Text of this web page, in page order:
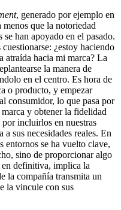
, generado por ejemplo en
menos que la notoriedad
han apoyado en el pasado.
¿estoy haciendo
atraída hacia mi marca? La
la manera de
en el centro. Es hora de
o producto, y empezar
consumidor, lo que pasa por
y obtener la fidelidad
incluirlos en nuestras
a sus necesidades reales. En
entornos se ha vuelto clave,
sino de proporcionar algo
definitiva, implica la
la compañía transmita un
la vincule con sus